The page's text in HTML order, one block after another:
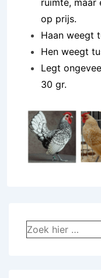
ruimte,
op prijs.
Haan weegt
Hen weegt
Legt
30 gr.
Zoek
naar: